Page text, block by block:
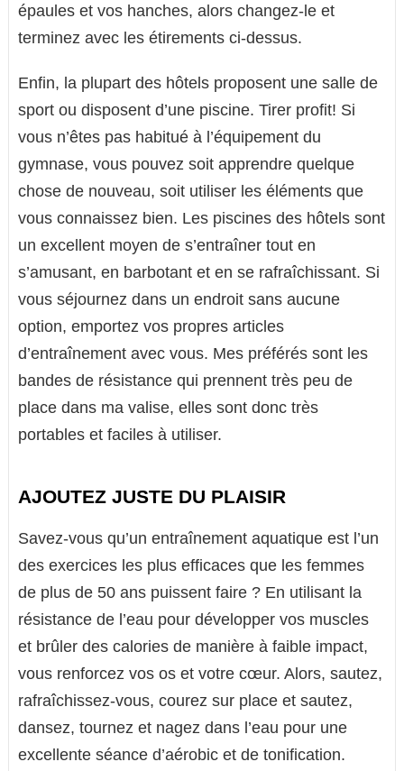
épaules et vos hanches, alors changez-le et
terminez avec les étirements ci-dessus.
Enfin, la plupart des hôtels proposent une salle de
sport ou disposent d’une piscine. Tirer profit! Si
vous n’êtes pas habitué à l’équipement du
gymnase, vous pouvez soit apprendre quelque
chose de nouveau, soit utiliser les éléments que
vous connaissez bien. Les piscines des hôtels sont
un excellent moyen de s’entraîner tout en
s’amusant, en barbotant et en se rafraîchissant. Si
vous séjournez dans un endroit sans aucune
option, emportez vos propres articles
d’entraînement avec vous. Mes préférés sont les
bandes de résistance qui prennent très peu de
place dans ma valise, elles sont donc très
portables et faciles à utiliser.
AJOUTEZ JUSTE DU PLAISIR
Savez-vous qu’un entraînement aquatique est l’un
des exercices les plus efficaces que les femmes
de plus de 50 ans puissent faire ? En utilisant la
résistance de l’eau pour développer vos muscles
et brûler des calories de manière à faible impact,
vous renforcez vos os et votre cœur. Alors, sautez,
rafraîchissez-vous, courez sur place et sautez,
dansez, tournez et nagez dans l’eau pour une
excellente séance d’aérobic et de tonification.